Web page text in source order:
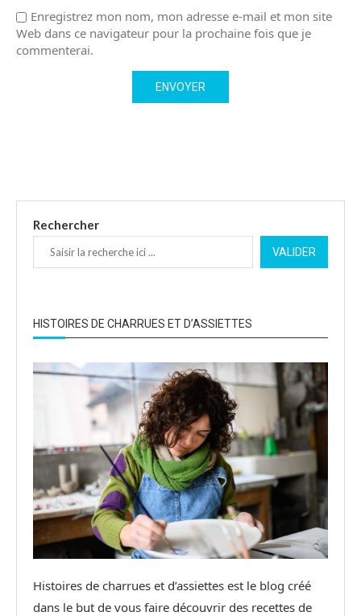
Enregistrez mon nom, mon adresse e-mail et mon site
Web dans ce navigateur pour la prochaine fois que je
commenterai.
Rechercher
VALIDER
HISTOIRES DE CHARRUES ET D’ASSIETTES
Histoires de charrues et d’assiettes est le blog créé
dans le but de vous faire découvrir des recettes de